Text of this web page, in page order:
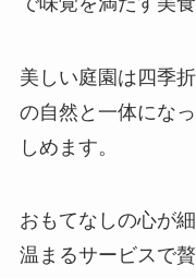
美しい庭園は四季
の自然と一体にな
しめます。
おもてなしの心が
温まるサービスで